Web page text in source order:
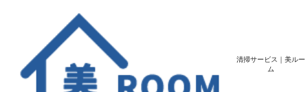
清掃サービス｜美ルー
ム